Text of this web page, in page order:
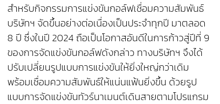
สำหรับกิจกรรมการแข่งขันกอล์ฟเชื่อมความสัมพันธ์
บริษัทฯ จัดขึ้นอย่างต่อเนื่องเป็นประจำทุกปี มาตลอด
8 ปี ซึ่งในปี 2024 ถือเป็นโอกาสอันดีในการก้าวสู่ปีที่ 9
ของการจัดแข่งขันกอล์ฟดังกล่าว ทางบริษัทฯ จึงได้
ปรับเปลี่ยนรูปแบบการแข่งขันให้ยิ่งใหญ่กว่าเดิม
พร้อมเชื่อมความสัมพันธ์ให้แน่นแฟ้นยิ่งขึ้น ด้วยรูป
แบบการจัดแข่งขันทัวร์นาเมนต์เดินสายตามโปรแกรม